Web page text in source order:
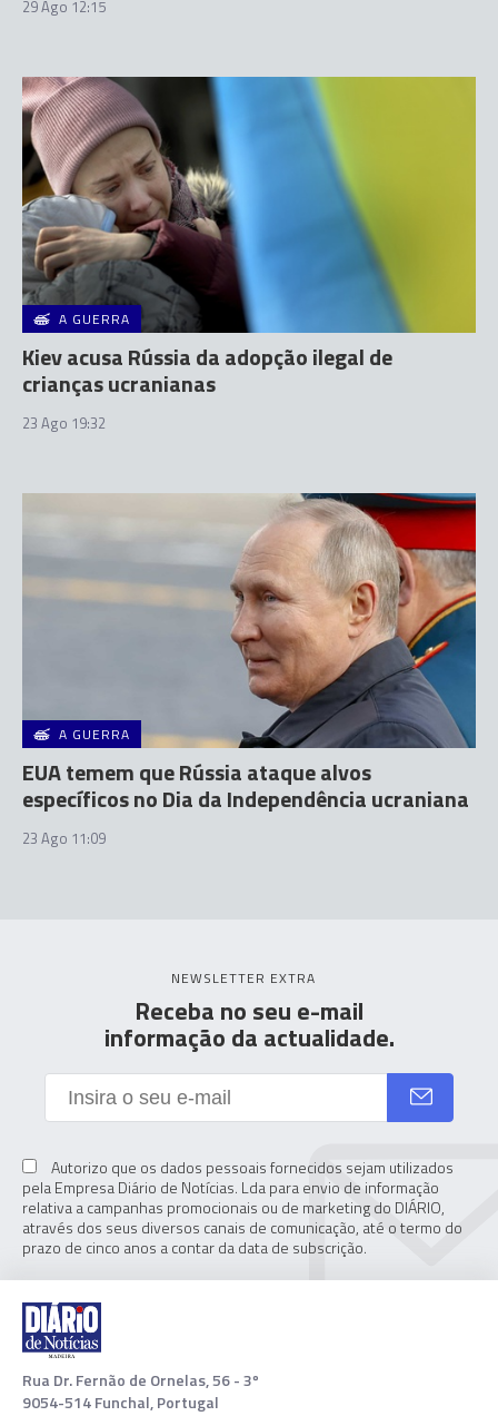
29 Ago 12:15
A GUERRA
Kiev acusa Rússia da adopção ilegal de
crianças ucranianas
23 Ago 19:32
A GUERRA
EUA temem que Rússia ataque alvos
específicos no Dia da Independência ucraniana
23 Ago 11:09
NEWSLETTER EXTRA
Receba no seu e-mail
informação da actualidade.
Autorizo que os dados pessoais fornecidos sejam utilizados
pela Empresa Diário de Notícias. Lda para envio de informação
relativa a campanhas promocionais ou de marketing do DIÁRIO,
através dos seus diversos canais de comunicação, até o termo do
prazo de cinco anos a contar da data de subscrição.
Rua Dr. Fernão de Ornelas, 56 - 3º
9054-514 Funchal, Portugal